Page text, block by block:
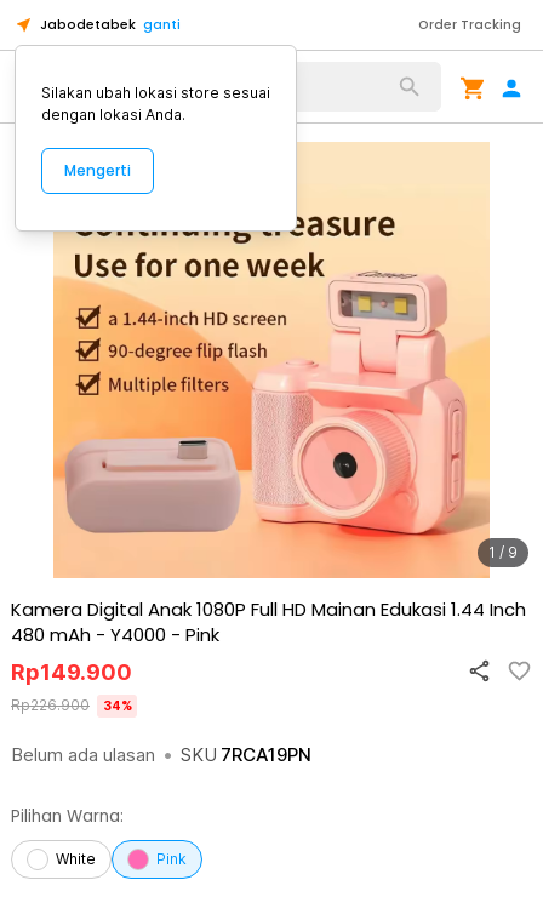
Jabodetabek ganti Order Tracking
Alat Kopi
1 / 9
Kamera Digital Anak 1080P Full HD Mainan Edukasi 1.44 Inch
480 mAh - Y4000 - Pink
Belum ada ulasan • SKU 7RCA19PN
Rp149.900
Rp226.900 34%
Pilihan Warna:
White Pink
Silakan ubah lokasi store sesuai
dengan lokasi Anda.
Mengerti